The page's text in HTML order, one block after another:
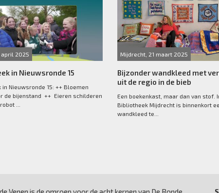
april 2025
in Nieuwsronde 15
in Nieuwsronde 15: ++ Bloemen
de bijenstand ++ Eieren schilderen
...
Mijdrecht, 21 maart 2025
Bijzonder wandkleed met
uit de regio in de bieb
Een boekenkast, maar dan van stof.
Bibliotheek Mijdrecht is binnenkort
wandkleed te...